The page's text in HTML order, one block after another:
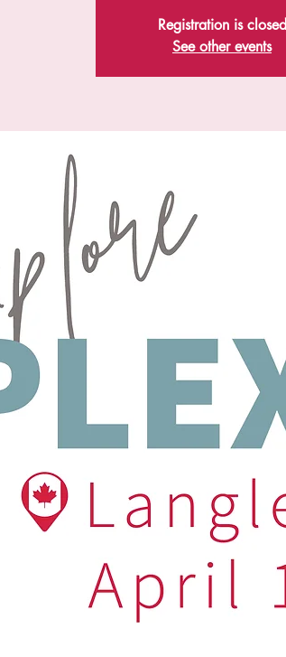
Registration is closed
See other events